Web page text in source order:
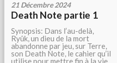
21 Décembre 2024
Death Note partie 1
Synopsis: Dans l’au-delà,
Ryûk, un dieu de la mort
abandonne par jeu, sur Terre,
son Death Note, le cahier qu’il
utilise pour mettre fin à la vie